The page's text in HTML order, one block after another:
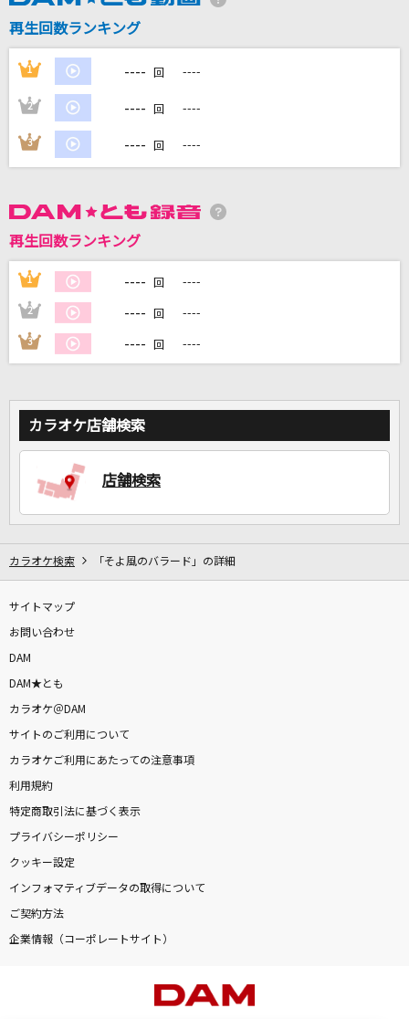
馬鹿
syudou
DAMの新曲・ランキングなど
カラオケ最新情報をチェック！
カラオケをもっと楽しもう！
家族や友達と一緒に！練習にも！
再生回数ランキング
1 ---- 回 ----
2 ---- 回 ----
3 ---- 回 ----
再生回数ランキング
1 ---- 回 ----
2 ---- 回 ----
3 ---- 回 ----
カラオケ店舗検索
店舗検索
カラオケ検索 「そよ風のバラード」の詳細
サイトマップ
お問い合わせ
DAM
DAM★とも
カラオケ＠DAM
サイトのご利用について
カラオケご利用にあたっての注意事項
利用規約
特定商取引法に基づく表示
プライバシーポリシー
クッキー設定
インフォマティブデータの取得について
ご契約方法
企業情報（コーポレートサイト）